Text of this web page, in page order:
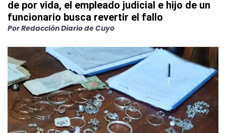
de por vida, el empleado judicial e hijo de un
funcionario busca revertir el fallo
PorRedacción Diario de Cuyo